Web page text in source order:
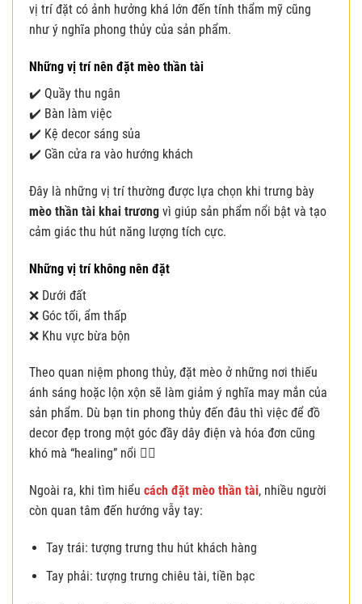
vị trí đặt có ảnh hưởng khá lớn đến tính thẩm mỹ cũng
như ý nghĩa phong thủy của sản phẩm.
Những vị trí nên đặt mèo thần tài
✔️ Quầy thu ngân
✔️ Bàn làm việc
✔️ Kệ decor sáng sủa
✔️ Gần cửa ra vào hướng khách
Đây là những vị trí thường được lựa chọn khi trưng bày
mèo thần tài khai trương vì giúp sản phẩm nổi bật và tạo
cảm giác thu hút năng lượng tích cực.
Những vị trí không nên đặt
❌ Dưới đất
❌ Góc tối, ẩm thấp
❌ Khu vực bừa bộn
Theo quan niệm phong thủy, đặt mèo ở những nơi thiếu
ánh sáng hoặc lộn xộn sẽ làm giảm ý nghĩa may mắn của
sản phẩm. Dù bạn tin phong thủy đến đâu thì việc để đồ
decor đẹp trong một góc đầy dây điện và hóa đơn cũng
khó mà “healing” nổi 😮‍💨
Ngoài ra, khi tìm hiểu cách đặt mèo thần tài, nhiều người
còn quan tâm đến hướng vẫy tay:
Tay trái: tượng trưng thu hút khách hàng
Tay phải: tượng trưng chiêu tài, tiền bạc